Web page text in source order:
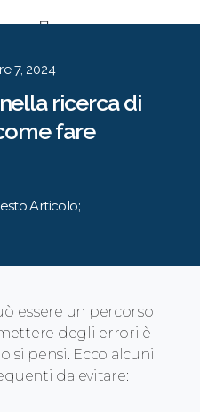
7, 2024
ricerca di
fare
Articolo;
essere un percorso
degli errori è
si pensi. Ecco alcuni
da evitare: